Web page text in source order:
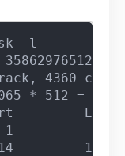
-l
4360
* 512 =
End
13
144